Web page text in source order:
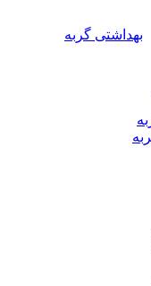
بهداشتی گربه